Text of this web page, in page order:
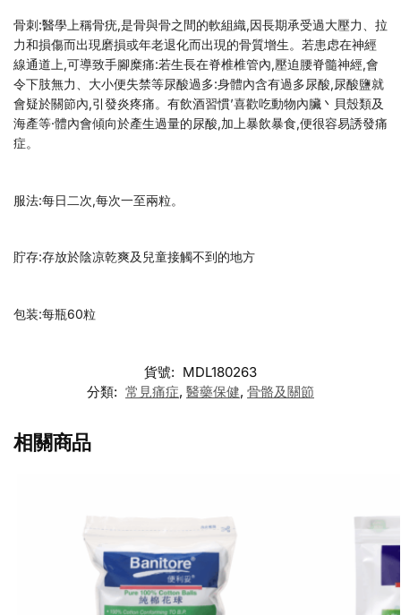
骨刺:醫學上稱骨疣,是骨與骨之間的軟組織,因長期承受過大壓力、拉
力和損傷而出現磨損或年老退化而出現的骨質增生。若患虑在神經
線通道上,可導致手腳糜痛:若生長在脊椎椎管內,壓迫腰脊髓神經,會
令下肢無力、大小便失禁等尿酸過多:身體內含有過多尿酸,尿酸鹽就
會疑於關節內,引發炎疼痛。有飲酒習慣’喜歡吃動物內臟丶貝殼類及
海產等·體內會傾向於產生過量的尿酸,加上暴飲暴食,便很容易誘發痛
症。
服法:每日二次,每次一至兩粒。
貯存:存放於陰凉乾爽及兒童接觸不到的地方
包装:每瓶60粒
貨號: MDL180263
分類: 常見痛症, 醫藥保健, 骨骼及關節
相關商品